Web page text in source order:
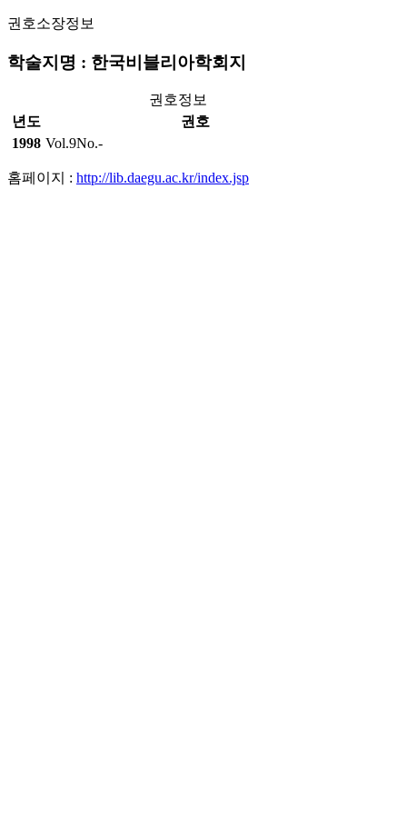
권호소장정보
학술지명 : 한국비블리아학회지
권호정보
년도
권호
1998 Vol.9No.-
홈페이지 : http://lib.daegu.ac.kr/index.jsp